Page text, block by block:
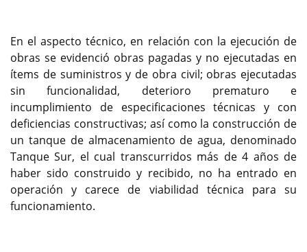
En el aspecto técnico, en relación con la ejecución de
obras se evidenció obras pagadas y no ejecutadas en
ítems de suministros y de obra civil; obras ejecutadas
sin funcionalidad, deterioro prematuro e
incumplimiento de especificaciones técnicas y con
deficiencias constructivas; así como la construcción de
un tanque de almacenamiento de agua, denominado
Tanque Sur, el cual transcurridos más de 4 años de
haber sido construido y recibido, no ha entrado en
operación y carece de viabilidad técnica para su
funcionamiento.